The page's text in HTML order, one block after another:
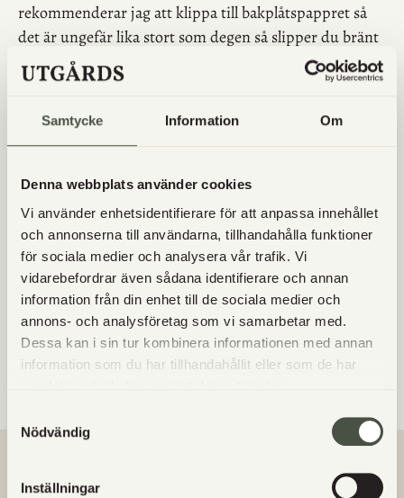
Samtycke Information Om
Denna webbplats använder cookies
Vi använder enhetsidentifierare för att anpassa innehållet
och annonserna till användarna, tillhandahålla funktioner
för sociala medier och analysera vår trafik. Vi
vidarebefordrar även sådana identifierare och annan
information från din enhet till de sociala medier och
annons- och analysföretag som vi samarbetar med.
Dessa kan i sin tur kombinera informationen med annan
information som du har tillhandahållit eller som de har
Nödvändig
Inställningar
rekommenderar jag att klippa till bakplåtspappret så
det är ungefär lika stort som degen så slipper du bränt
bakplåtspapper överallt sen.
och ta fram ett bakplåtspapper och lägg nära till hands.
Börja kavla ut degen. När du har den sista kavlingen
bakplåtspappret, Försök undvik att få med för mycket
mjöl under. Nu kavlas det sista ut på bakplåtspappret.
Lägg på fyllningen. Ta en tom plåt, vänd den upp och
ner. Dra pizzan upp på den. För över pizzan på den
varma stenen/plåten i ugnen och grädda i ca 5-10 min.
Lycka till med pizzabaket!
P,s övning ger färdighet
VANLIGA FRÅGOR